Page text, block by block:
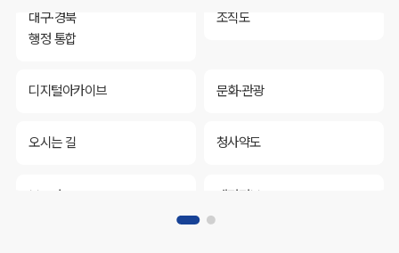
대구·경북
행정 통합
조직도
디지털아카이브 문화·관광
오시는 길 청사약도
보도자료 재정정보